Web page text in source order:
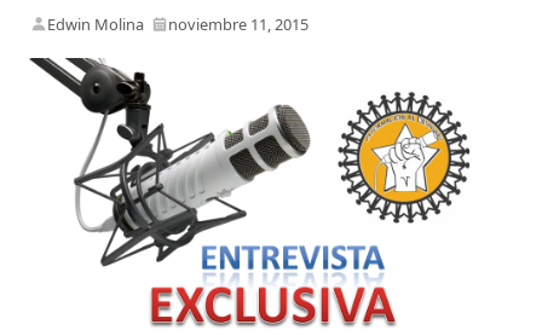
Edwin Molina noviembre 11, 2015